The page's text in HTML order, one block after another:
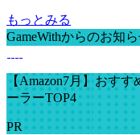
もっとみる
GameWithからのお知
【Amazon7月】おす
ーラーTOP4
PR